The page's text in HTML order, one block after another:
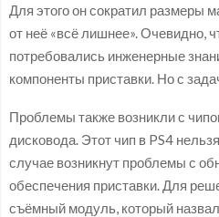
Для этого он сократил размеры
от неё «всё лишнее». Очевидно,
потребовались инженерные
компоненты приставки. Но с
Проблемы также возникли с
дисковода. Этот чип в PS4
случае возникнут проблемы с
обеспечения приставки. Для
съёмный модуль, который